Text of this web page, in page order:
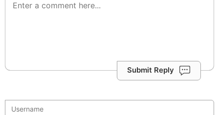
Submit Reply